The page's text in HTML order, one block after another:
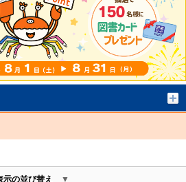
示の並び替え